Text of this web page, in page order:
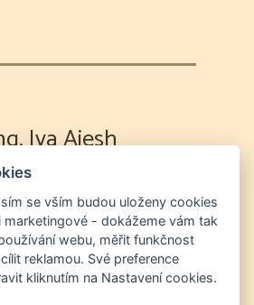
Iva Aiesh
duše a prostor Odvod
břeh" a očista prostor od entit
poradna Světelný
jazyk a chanelling
se vším budou uloženy cookies
marketingové - dokážeme vám tak
webu, měřit funkčnost
reklamou. Své preference
kliknutím na Nastavení cookies.